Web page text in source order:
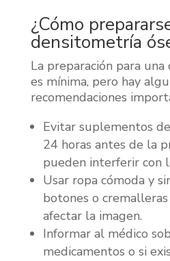
¿Cómo
densitometría
La preparación para
es mínima, pero hay
recomendaciones
Evitar suplementos
24 horas antes de la
pueden interferir con
Usar ropa cómoda y
botones o
afectar la imagen.
Informar al médico
medicamentos o si